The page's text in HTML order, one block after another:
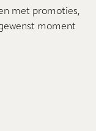
met promoties,
moment